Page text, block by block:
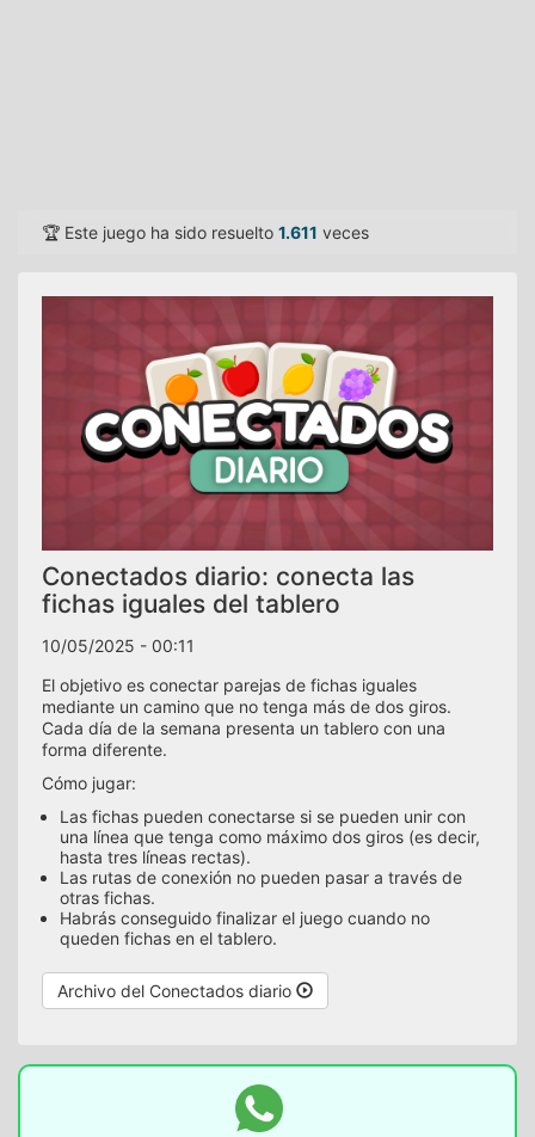
🏆 Este juego ha sido resuelto 1.611 veces
Conectados diario: conecta las
fichas iguales del tablero
10/05/2025 - 00:11
El objetivo es conectar parejas de fichas iguales
mediante un camino que no tenga más de dos giros.
Cada día de la semana presenta un tablero con una
forma diferente.
Cómo jugar:
Las fichas pueden conectarse si se pueden unir con
una línea que tenga como máximo dos giros (es decir,
hasta tres líneas rectas).
Las rutas de conexión no pueden pasar a través de
otras fichas.
Habrás conseguido finalizar el juego cuando no
queden fichas en el tablero.
Archivo del Conectados diario